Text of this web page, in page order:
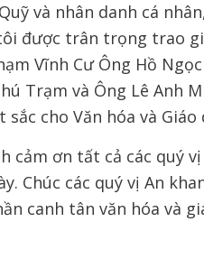
và nhân danh cá
được trân trọng trao
Vĩnh Cư Ông Hồ
Trạm và Ông Lê Anh
cho Văn hóa và Giáo
cảm ơn tất cả các quý
Chúc các quý vị An
canh tân văn hóa và